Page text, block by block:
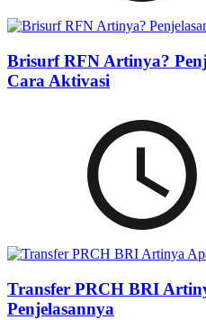
Brisurf RFN Artinya?
Cara Aktivasi
Transfer PRCH BRI
Penjelasannya